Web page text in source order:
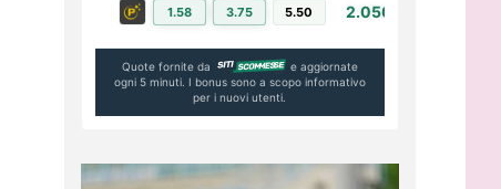
1.58 3.75 5.50 2.050€
Quote fornite da
e aggiornate
ogni 5 minuti. I bonus sono a scopo informativo
per i nuovi utenti.